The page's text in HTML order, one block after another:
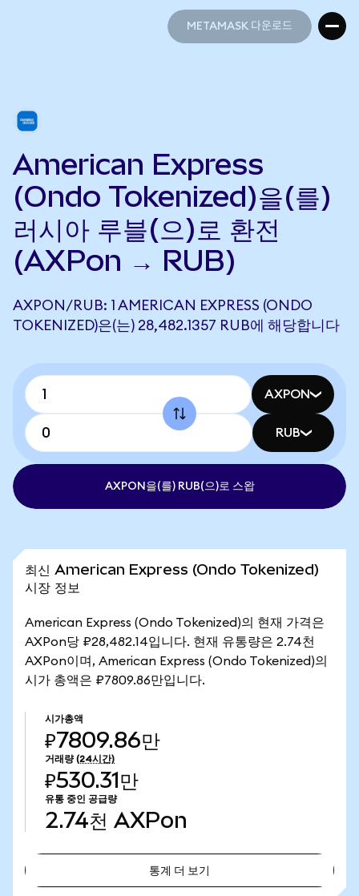
METAMASK 다운로드
American Express
(Ondo Tokenized)을(를)
러시아 루블(으)로 환전
(AXPon → RUB)
AXPON/RUB: 1 AMERICAN EXPRESS (ONDO
TOKENIZED)은(는) 28,482.1357 RUB에 해당합니다
AXPON
RUB
AXPON을(를) RUB(으)로 스왑
최신 American Express (Ondo Tokenized)
시장 정보
American Express (Ondo Tokenized)의 현재 가격은
AXPon당 ₽28,482.14입니다. 현재 유통량은 2.74천
AXPon이며, American Express (Ondo Tokenized)의
시가 총액은 ₽7809.86만입니다.
시가총액
₽7809.86만
거래량 (24시간)
₽530.31만
유통 중인 공급량
2.74천 AXPon
통계 더 보기